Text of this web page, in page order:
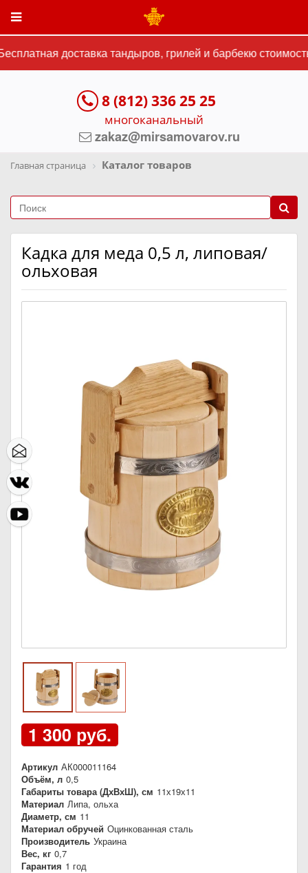
доставка тандыров, грилей и барбекю
8 (812) 336 25 25
многоканальный
zakaz@mirsamovarov.ru
Главная страница Каталог товаров
Кадка для меда 0,5 л, липовая/
ольховая
1 300 руб.
Артикул АК000011164
Объём, л 0,5
Габариты товара (ДхВхШ), см 11х19х11
Материал Липа, ольха
Диаметр, см 11
Материал обручей Оцинкованная сталь
Производитель Украина
Вес, кг 0,7
Гарантия 1 год